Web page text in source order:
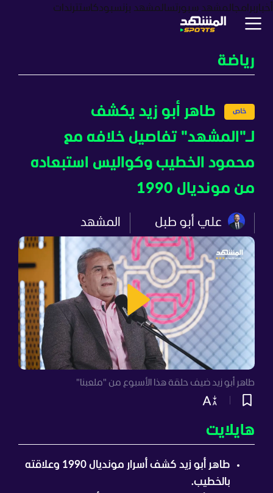
أخبار برامجالمشهد سبورتسالمشهد بزنسبودكاستترندات
رياضة
طاهر أبو زيد يكشف
لـ"المشهد" تفاصيل خلافه مع
محمود الخطيب وكواليس استبعاده
من مونديال 1990
علي أبو طبل المشهد
طاهر أبو زيد ضيف حلقة هذا الأسبوع من "ملعبنا"
هايلايت
طاهر أبو زيد كشف أسرار مونديال 1990 وعلاقته
بالخطيب.